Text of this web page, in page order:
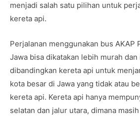
menjadi salah satu pilihan untuk
kereta api.
Perjalanan menggunakan bus AKAP
Jawa bisa dikatakan lebih murah dan
dibandingkan kereta api untuk
kota besar di Jawa yang tidak atau
kereta api. Kereta api hanya
selatan dan jalur utara, dimana